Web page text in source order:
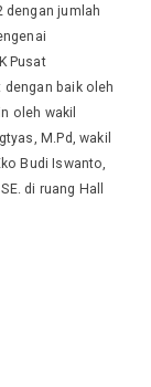
dengan jumlah
Pusat
dengan baik oleh
oleh wakil
M.Pd, wakil
Budi Iswanto,
di ruang Hall